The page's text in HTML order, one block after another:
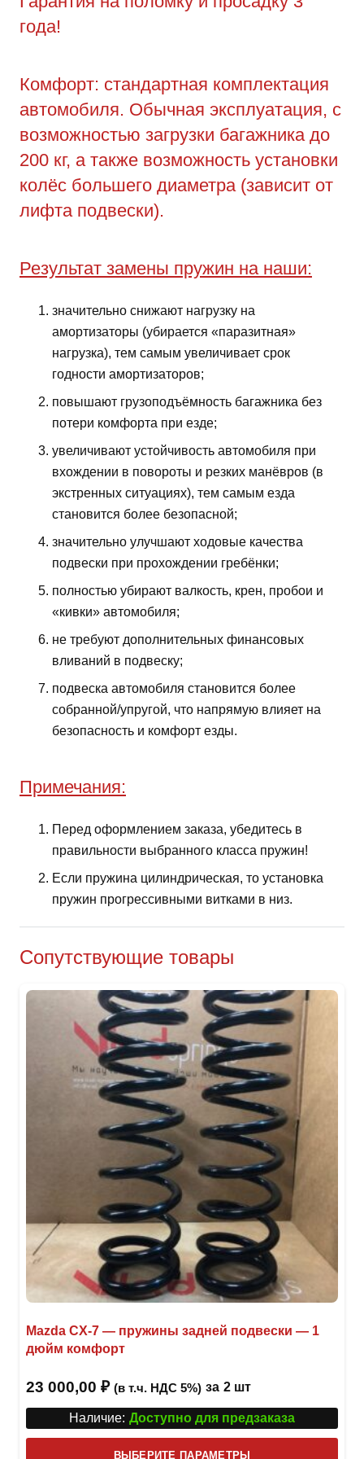
года!
Комфорт: стандартная комплектация
автомобиля. Обычная эксплуатация, с
возможностью загрузки багажника до
200 кг, а также возможность установки
колёс большего диаметра (зависит от
лифта подвески).
Результат замены пружин на наши:
значительно снижают нагрузку на
амортизаторы (убирается «паразитная»
нагрузка), тем самым увеличивает срок
годности амортизаторов;
повышают грузоподъёмность багажника без
потери комфорта при езде;
увеличивают устойчивость автомобиля при
вхождении в повороты и резких манёвров (в
экстренных ситуациях), тем самым езда
становится более безопасной;
значительно улучшают ходовые качества
подвески при прохождении гребёнки;
полностью убирают валкость, крен, пробои и
«кивки» автомобиля;
не требуют дополнительных финансовых
вливаний в подвеску;
подвеска автомобиля становится более
собранной/упругой, что напрямую влияет на
безопасность и комфорт езды.
Примечания:
Перед оформлением заказа, убедитесь в
правильности выбранного класса пружин!
Если пружина цилиндрическая, то установка
пружин прогрессивными витками в низ.
Сопутствующие товары
Mazda CX-7 — пружины задней подвески — 1
дюйм комфорт
23 000,00 ₽ (в т.ч. НДС 5%) за 2 шт
Наличие: Доступно для предзаказа
ВЫБЕРИТЕ ПАРАМЕТРЫ